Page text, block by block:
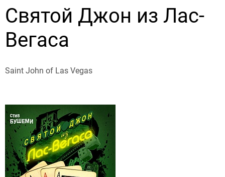
Святой Джон из Лас-
Вегаса
Saint John of Las Vegas